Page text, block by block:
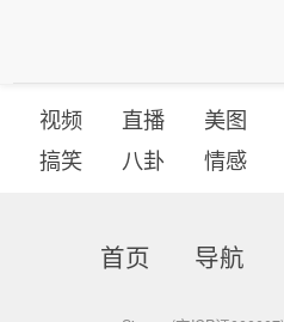
视频 直播 美图
搞笑
八卦 情感
首页 导航